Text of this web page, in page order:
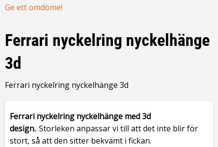
Ge ett omdöme!
Ferrari nyckelring nyckelhänge
3d
Ferrari nyckelring nyckelhänge 3d
Ferrari nyckelring nyckelhänge med 3d
design.. Storleken anpassar vi till att det inte blir för
stort, så att den sitter bekvämt i fickan.